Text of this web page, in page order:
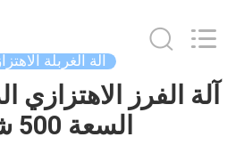
مسكن
Reserved.
آلة الغربلة
آلة الفرز الاهتزازي
السعة 500 شبكة